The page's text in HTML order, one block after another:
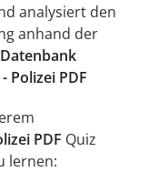
analysiert den
anhand der
Datenbank
Polizei PDF
PDF Quiz
lernen: